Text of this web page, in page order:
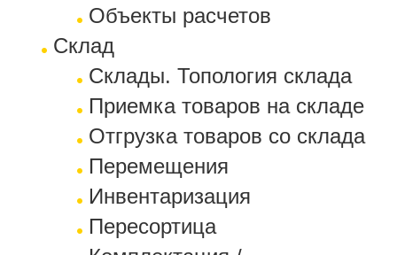
Объекты расчетов
Склад
Склады. Топология склада
Приемка товаров на складе
Отгрузка товаров со склада
Перемещения
Инвентаризация
Пересортица